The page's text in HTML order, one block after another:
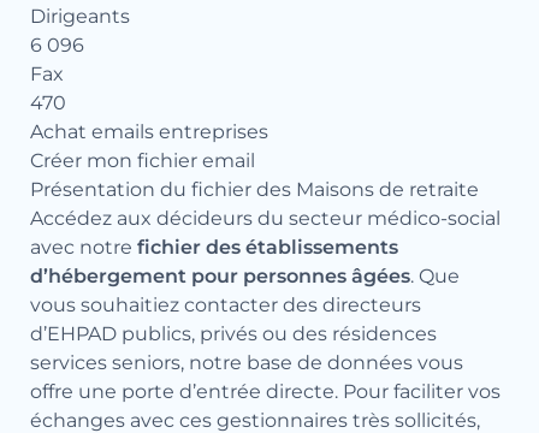
Dirigeants
6 096
Fax
470
Achat emails entreprises
Créer mon fichier email
Présentation du fichier des Maisons de retraite
Accédez aux décideurs du secteur médico-social
avec notre fichier des établissements
d’hébergement pour personnes âgées. Que
vous souhaitiez contacter des directeurs
d’EHPAD publics, privés ou des résidences
services seniors, notre base de données vous
offre une porte d’entrée directe. Pour faciliter vos
échanges avec ces gestionnaires très sollicités,